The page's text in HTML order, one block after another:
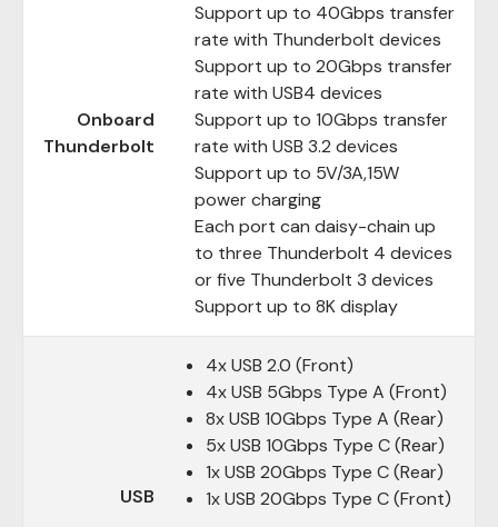
Onboard
Thunderbolt
Support up to 40Gbps transfer
rate with Thunderbolt devices
Support up to 20Gbps transfer
rate with USB4 devices
Support up to 10Gbps transfer
rate with USB 3.2 devices
Support up to 5V/3A,15W
power charging
Each port can daisy-chain up
to three Thunderbolt 4 devices
or five Thunderbolt 3 devices
Support up to 8K display
USB
4x USB 2.0 (Front)
4x USB 5Gbps Type A (Front)
8x USB 10Gbps Type A (Rear)
5x USB 10Gbps Type C (Rear)
1x USB 20Gbps Type C (Rear)
1x USB 20Gbps Type C (Front)